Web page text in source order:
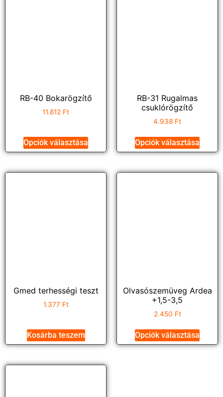
RB-40 Bokarögzítő
11.812 Ft
Opciók választása
RB-31 Rugalmas
csuklórögzítő
4.938 Ft
Opciók választása
Gmed terhességi teszt
1.377 Ft
Kosárba teszem
Olvasószemüveg Ardea
+1,5-3,5
2.450 Ft
Opciók választása